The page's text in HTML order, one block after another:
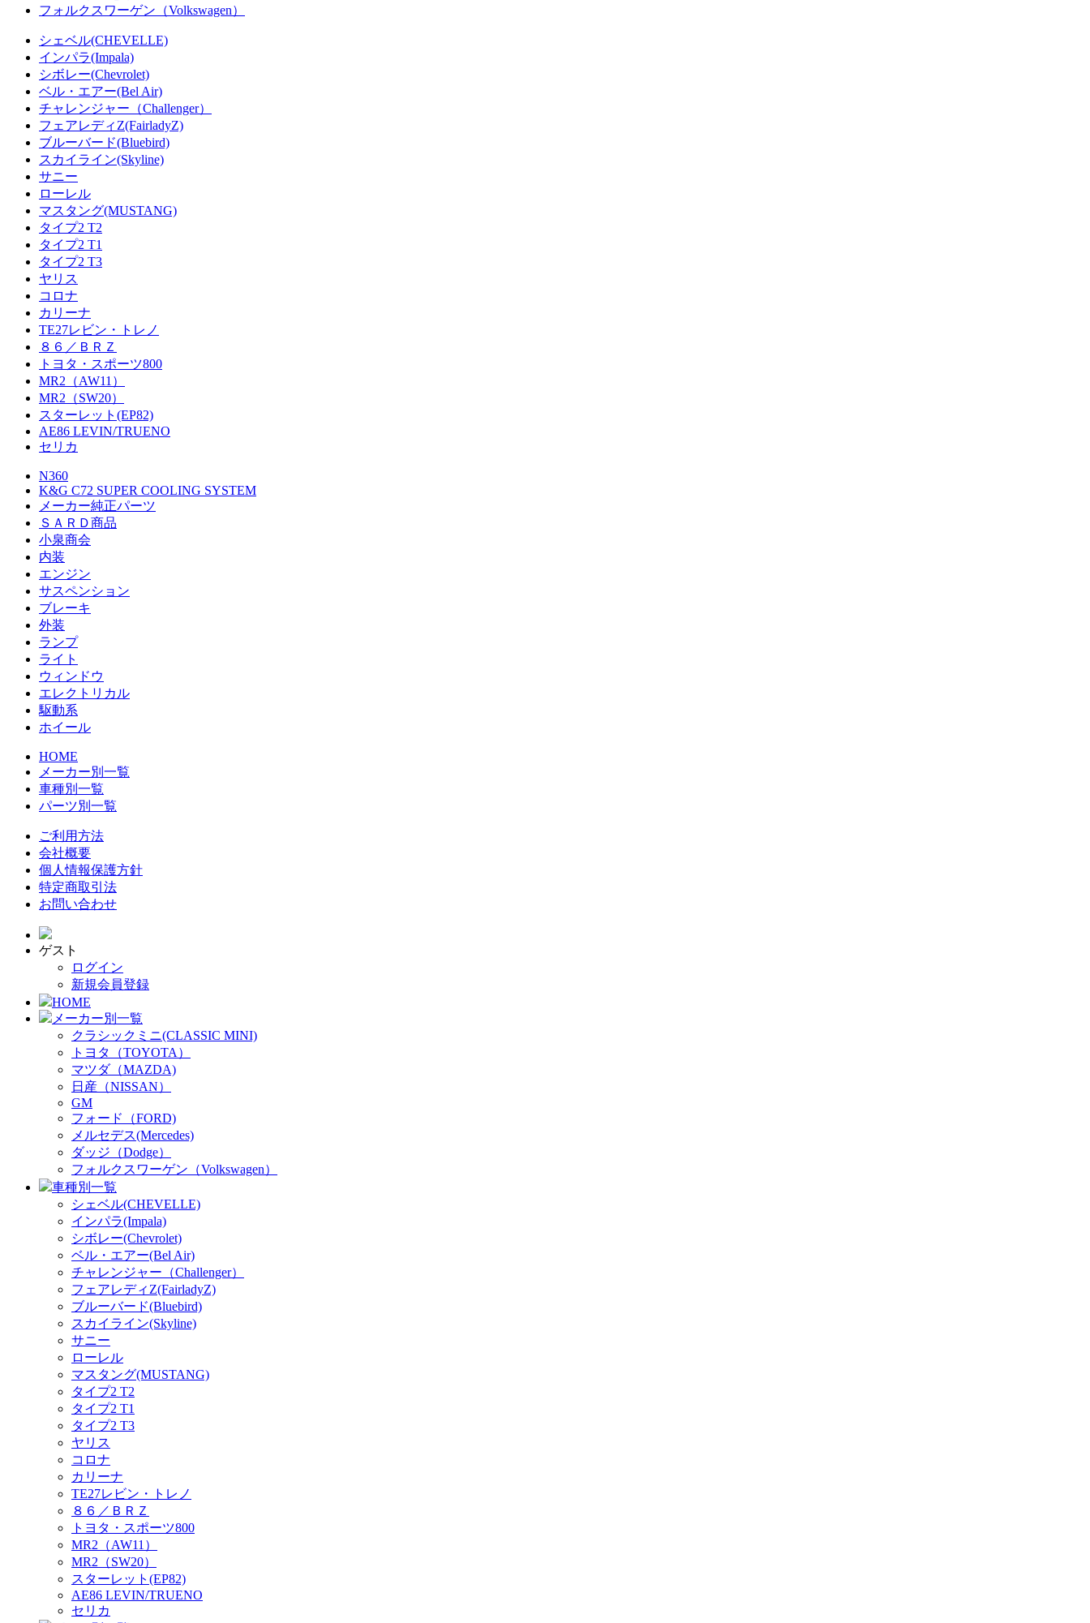
フォルクスワーゲン（Volkswagen）
シェベル(CHEVELLE)
インパラ(Impala)
シボレー(Chevrolet)
ベル・エアー(Bel Air)
チャレンジャー（Challenger）
フェアレディZ(FairladyZ)
ブルーバード(Bluebird)
スカイライン(Skyline)
サニー
ローレル
マスタング(MUSTANG)
タイプ2 T2
タイプ2 T1
タイプ2 T3
ヤリス
コロナ
カリーナ
TE27レビン・トレノ
８６／ＢＲＺ
トヨタ・スポーツ800
MR2（AW11）
MR2（SW20）
スターレット(EP82)
AE86 LEVIN/TRUENO
セリカ
N360
K&G C72 SUPER COOLING SYSTEM
メーカー純正パーツ
ＳＡＲＤ商品
小泉商会
内装
エンジン
サスペンション
ブレーキ
外装
ランプ
ライト
ウィンドウ
エレクトリカル
駆動系
ホイール
HOME
メーカー別一覧
車種別一覧
パーツ別一覧
ご利用方法
会社概要
個人情報保護方針
特定商取引法
お問い合わせ
ゲスト
ログイン
新規会員登録
HOME
メーカー別一覧
クラシックミニ(CLASSIC MINI)
トヨタ（TOYOTA）
マツダ（MAZDA)
日産（NISSAN）
GM
フォード（FORD)
メルセデス(Mercedes)
ダッジ（Dodge）
フォルクスワーゲン（Volkswagen）
車種別一覧
シェベル(CHEVELLE)
インパラ(Impala)
シボレー(Chevrolet)
ベル・エアー(Bel Air)
チャレンジャー（Challenger）
フェアレディZ(FairladyZ)
ブルーバード(Bluebird)
スカイライン(Skyline)
サニー
ローレル
マスタング(MUSTANG)
タイプ2 T2
タイプ2 T1
タイプ2 T3
ヤリス
コロナ
カリーナ
TE27レビン・トレノ
８６／ＢＲＺ
トヨタ・スポーツ800
MR2（AW11）
MR2（SW20）
スターレット(EP82)
AE86 LEVIN/TRUENO
セリカ